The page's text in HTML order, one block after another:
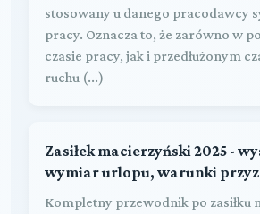
stosowany u danego pracodawcy
pracy. Oznacza to, że zarówno w
czasie pracy, jak i przedłużonym
ruchu (...)
Zasiłek macierzyński 2025 -
wymiar urlopu, warunki
Kompletny przewodnik po zasiłku